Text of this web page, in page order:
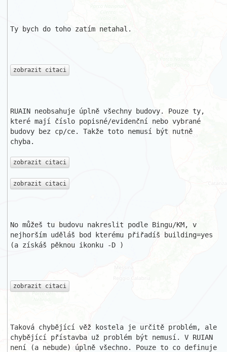
Ty bych do toho zatím netahal.
zobrazit citaci
RUAIN neobsahuje úplně všechny budovy. Pouze ty,
které mají číslo popisné/evidenční nebo vybrané
budovy bez cp/ce. Takže toto nemusí být nutně
chyba.
zobrazit citaci
zobrazit citaci
No můžeš tu budovu nakreslit podle Bingu/KM, v
nejhorším uděláš bod kterému přiřadíš building=yes
(a získáš pěknou ikonku -D )
zobrazit citaci
Taková chybějící věž kostela je určitě problém, ale
chybějící přístavba už problém být nemusí. V RUIAN
není (a nebude) úplně všechno. Pouze to co definuje